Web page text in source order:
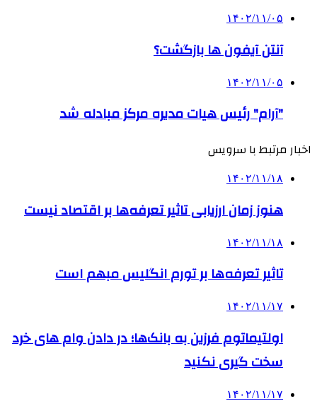
۱۴۰۲/۱۱/۰۵
آنتن آیفون ها بازگشت؟
۱۴۰۲/۱۱/۰۵
"آرام" رئیس هیات مدیره مرکز مبادله شد
اخبار مرتبط با سرویس
۱۴۰۲/۱۱/۱۸
هنوز زمان ارزیابی تاثیر تعرفه‌ها بر اقتصاد نیست
۱۴۰۲/۱۱/۱۸
تاثیر تعرفه‎‌ها بر تورم انگلیس مبهم است
۱۴۰۲/۱۱/۱۷
اولتیماتوم فرزین به بانک‌ها؛ در دادن وام های خرد
سخت گیری نکنید
۱۴۰۲/۱۱/۱۷